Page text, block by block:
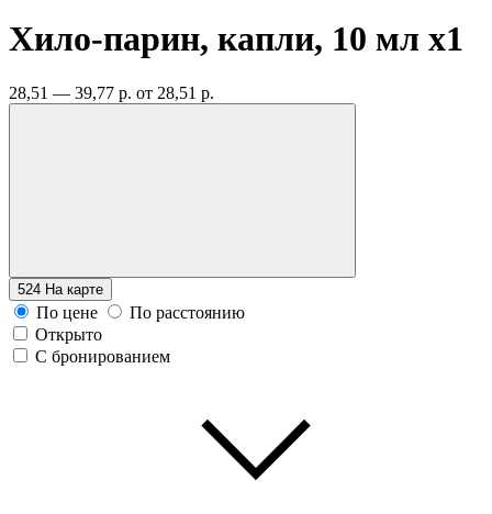
Хило-парин, капли, 10 мл x1
28,51 — 39,77 р. от 28,51 р.
524 На карте
По цене
По расстоянию
Открыто
С бронированием